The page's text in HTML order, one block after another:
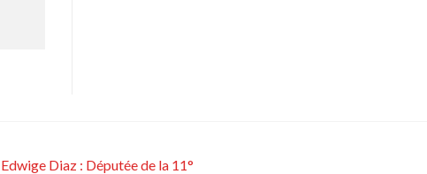
Edwige Diaz : Députée de la 11°